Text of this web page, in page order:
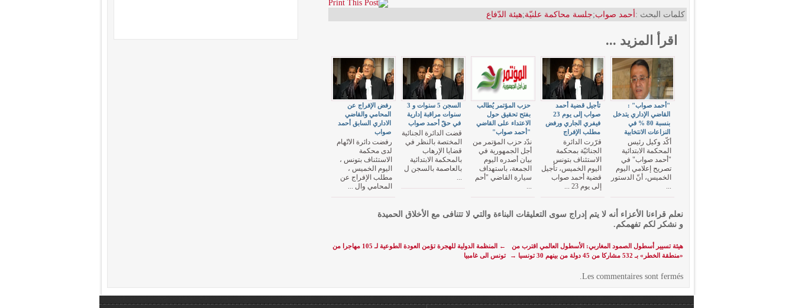
كلمات البحث : أحمد صواب;جلسة محاكمة علنيّة;هيئة الدّفاع
اقرأ المزيد ...
رفض الإفراج عن
المحامي والقاضي
الاداري السابق أحمد
صواب
رفضت دائرة الاتّهام
لدى محكمة
الاستئناف بتونس ،
اليوم الخميس ،
مطلب الإفراج عن
المحامي وال ...
السجن 5 سنوات و 3
سنوات مراقبة إدارية
في حقّ أحمد صواب
قضت الدائرة الجنائية
المختصة بالنظر في
قضايا الإرهاب
بالمحكمة الابتدائية
بالعاصمة بالسجن ل
...
حزب المؤتمر يُطالب
بفتح تحقيق حول
الاعتداء على القاضي
"أحمد صواب"
ندّد حزب المؤتمر من
أجل الجمهورية في
بيان أصدره اليوم
الجمعة، باستهداف
سيارة القاضي "أحم
...
تأجيل قضية أحمد
صواب إلى يوم 23
فيفري الجاري ورفض
مطلب الإفراج
قرّرت الدائرة
الجنائيّة بمحكمة
الاستئناف بتونس
اليوم الخميس، تأجيل
قضية أحمد صواب
إلى يوم 23 ...
"أحمد صواب" :
القاضي الإداري يتدخل
بنسبة 80 % في
النزاعات الانتخابية
أكّد وكيل رئيس
المحكمة الابتدائية
"أحمد صواب" في
تصريح إعلامي اليوم
الخميس، أنّ الدستور
...
نعلم قراءنا الأعزاء أنه لا يتم إدراج سوى التعليقات البناءة والتي لا تتنافى مع الأخلاق الحميدة
و نشكر لكم تفهمكم.
←
المنظمة الدولية للهجرة تؤمن العودة الطوعية لـ 105 مهاجرا من
تونس الى غامبيا
هيئة تسيير أسطول الصمود المغاربي: الأسطول العالمي اقترب من
«منطقة الخطر» بـ 532 مشاركا من 45 دولة من بينهم 30 تونسيا
→
Les commentaires sont fermés.